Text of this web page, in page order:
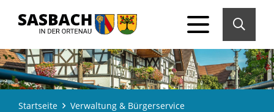
Startseite
Verwaltung & Bürgerservice